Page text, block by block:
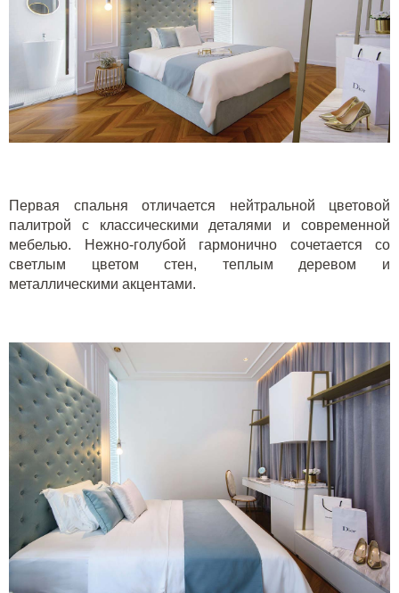
Первая спальня отличается нейтральной цветовой
палитрой с классическими деталями и современной
мебелью. Нежно-голубой гармонично сочетается со
светлым цветом стен, теплым деревом и
металлическими акцентами.